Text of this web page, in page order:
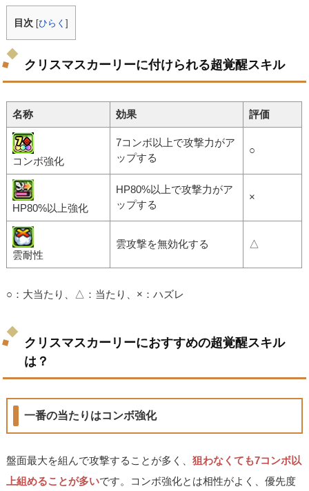
目次 [ひらく]
クリスマスカーリーに付けられる超覚醒スキル
名称 効果 評価
コンボ強化
7コンボ以上で攻撃力がア
ップする
○
HP80%以上強化
HP80%以上で攻撃力がア
ップする
×
雲耐性
雲攻撃を無効化する △
○：大当たり、△：当たり、×：ハズレ
クリスマスカーリーにおすすめの超覚醒スキル
は？
一番の当たりはコンボ強化
盤面最大を組んで攻撃することが多く、狙わなくても7コンボ以
上組めることが多いです。コンボ強化とは相性がよく、優先度